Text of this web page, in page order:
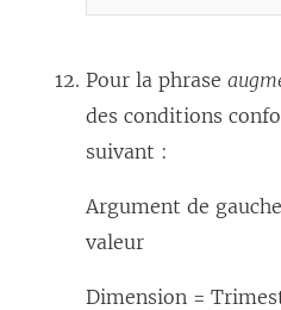
Pour la phrase
des conditions
suivant :
Argument de
valeur
Dimension =